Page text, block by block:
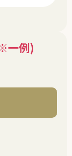
一例)